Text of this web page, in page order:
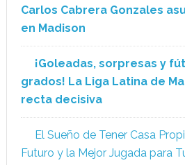
Carlos Cabrera Gonzales
en Madison
¡Goleadas, sorpresas y
grados! La Liga Latina de
recta decisiva
El Sueño de Tener Casa
Futuro y la Mejor Jugada para